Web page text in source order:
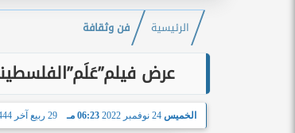
الرئيسية فن وثقافة
عرض
الخميس 24 نوفمبر 2022 06:23 مـ 29 ربيع آخر 1444